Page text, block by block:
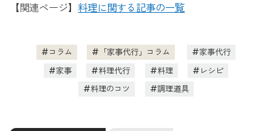
【関連ページ】 料理に関する記事の一覧
コラム 「家事代行」コラム
家事代行
家事
料理代行 料理
レシピ
料理のコツ
調理道具